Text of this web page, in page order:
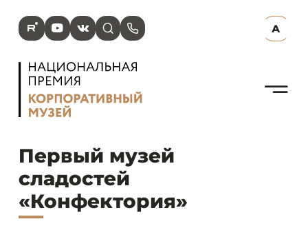
R Y V s p А
N
Первый музей
сладостей
«Конфектория»